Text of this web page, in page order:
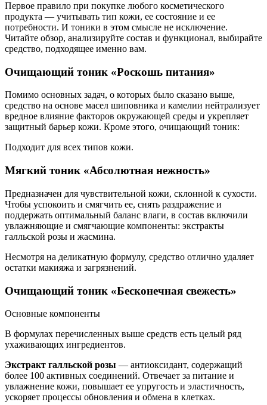
Первое правило при покупке любого косметического
продукта — учитывать тип кожи, ее состояние и ее
потребности. И тоники в этом смысле не исключение.
Читайте обзор, анализируйте состав и функционал, выбирайте
средство, подходящее именно вам.
Очищающий тоник «Роскошь питания»
Помимо основных задач, о которых было сказано выше,
средство на основе масел шиповника и камелии нейтрализует
вредное влияние факторов окружающей среды и укрепляет
защитный барьер кожи. Кроме этого, очищающий тоник:
Подходит для всех типов кожи.
Мягкий тоник «Абсолютная нежность»
Предназначен для чувствительной кожи, склонной к сухости.
Чтобы успокоить и смягчить ее, снять раздражение и
поддержать оптимальный баланс влаги, в состав включили
увлажняющие и смягчающие компоненты: экстракты
галльской розы и жасмина.
Несмотря на деликатную формулу, средство отлично удаляет
остатки макияжа и загрязнений.
Очищающий тоник «Бесконечная свежесть»
Основные компоненты
В формулах перечисленных выше средств есть целый ряд
ухаживающих ингредиентов.
Экстракт галльской розы — антиоксидант, содержащий
более 100 активных соединений. Отвечает за питание и
увлажнение кожи, повышает ее упругость и эластичность,
ускоряет процессы обновления и обмена в клетках.